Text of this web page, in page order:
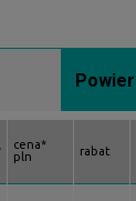
cena*
pln
rabat